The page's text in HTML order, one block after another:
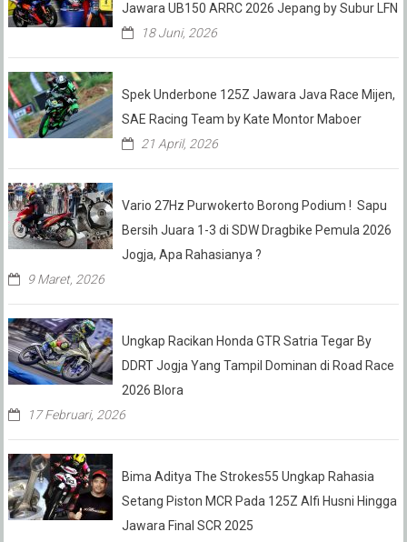
Jawara UB150 ARRC 2026 Jepang by Subur LFN
18 Juni, 2026
Spek Underbone 125Z Jawara Java Race Mijen,
SAE Racing Team by Kate Montor Maboer
21 April, 2026
Vario 27Hz Purwokerto Borong Podium ! Sapu
Bersih Juara 1-3 di SDW Dragbike Pemula 2026
Jogja, Apa Rahasianya ?
9 Maret, 2026
Ungkap Racikan Honda GTR Satria Tegar By
DDRT Jogja Yang Tampil Dominan di Road Race
2026 Blora
17 Februari, 2026
Bima Aditya The Strokes55 Ungkap Rahasia
Setang Piston MCR Pada 125Z Alfi Husni Hingga
Jawara Final SCR 2025